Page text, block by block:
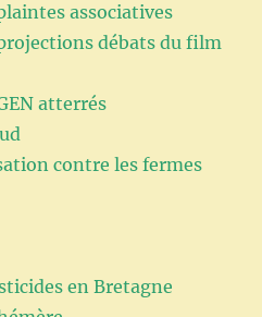
associatives
débats du film
atterrés
contre les fermes
en Bretagne